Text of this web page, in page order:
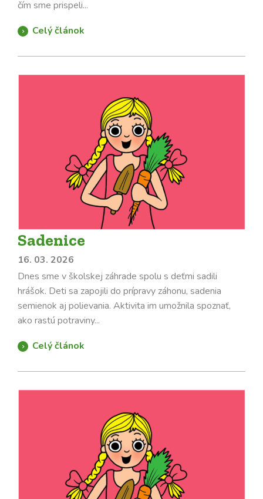
čím sme prispeli...
Celý článok
Sadenice
16. 03. 2026
Dnes sme v školskej záhrade spolu s deťmi sadili
hrášok. Deti sa zapojili do prípravy záhonu, sadenia
semienok aj polievania. Aktivita im umožnila spoznať,
ako rastú potraviny...
Celý článok